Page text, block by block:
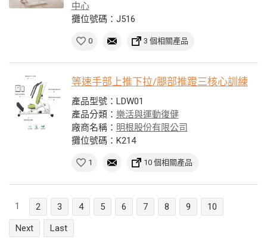
中心
攤位號碼：J516
0 3 個相關產品
等速手部上推下拉/腿部推蹬三核心訓練
產品型號：LDW01
產品分類： 樂活與運動復健
廠商名稱： 明根股份有限公司
攤位號碼：K214
1 10 個相關產品
1 2 3 4 5 6 7 8 9
10
Next
Last